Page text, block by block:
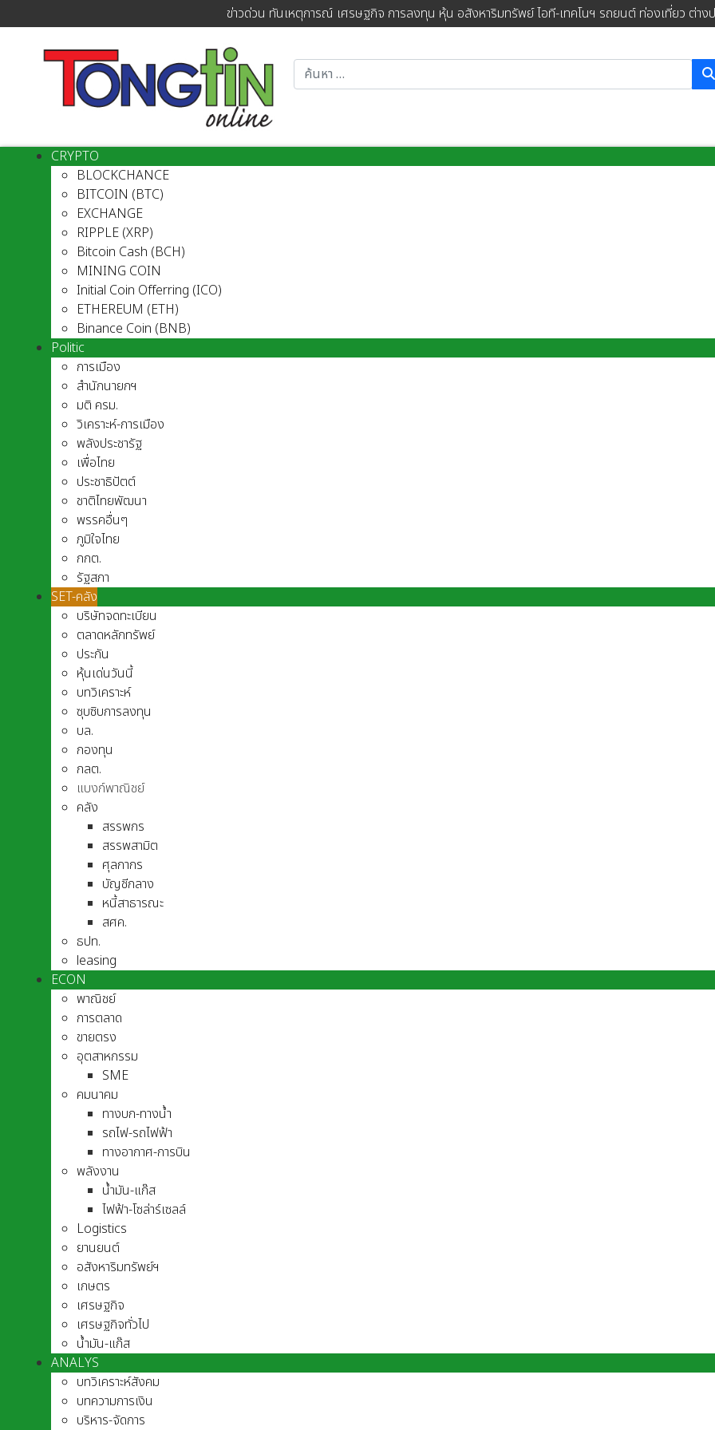
ข่าวด่วน ทันเหตุการณ์ เศรษฐกิจ การลงทุน หุ้น อสังหาริมทรัพย์ ไอที-เทคโนฯ รถยนต์ ท่องเที่ยว ต่าง
CRYPTO
BLOCKCHANCE
BITCOIN (BTC)
EXCHANGE
RIPPLE (XRP)
Bitcoin Cash (BCH)
MINING COIN
Initial Coin Offerring (ICO)
ETHEREUM (ETH)
Binance Coin (BNB)
Politic
การเมือง
สำนักนายกฯ
มติ ครม.
วิเคราะห์-การเมือง
พลังประชารัฐ
เพื่อไทย
ประชาธิปัตต์
ชาติไทยพัฒนา
พรรคอื่นๆ
ภูมิใจไทย
กกต.
รัฐสภา
SET-คลัง
บริษัทจดทะเบียน
ตลาดหลักทรัพย์
ประกัน
หุ้นเด่นวันนี้
บทวิเคราะห์
ซุบซิบการลงทุน
บล.
กองทุน
กลต.
แบงก์พาณิชย์
คลัง
สรรพกร
สรรพสามิต
ศุลกากร
บัญชีกลาง
หนี้สาธารณะ
สศค.
ธปท.
leasing
ECON
พาณิชย์
การตลาด
ขายตรง
อุตสาหกรรม
SME
คมนาคม
ทางบก-ทางน้ำ
รถไฟ-รถไฟฟ้า
ทางอากาศ-การบิน
พลังงาน
น้ำมัน-แก๊ส
ไฟฟ้า-โซล่าร์เซลล์
Logistics
ยานยนต์
อสังหาริมทรัพย์ฯ
เกษตร
เศรษฐกิจ
เศรษฐกิจทั่วไป
น้ำมัน-แก๊ส
ANALYS
บทวิเคราะห์สังคม
บทความการเงิน
บริหาร-จัดการ